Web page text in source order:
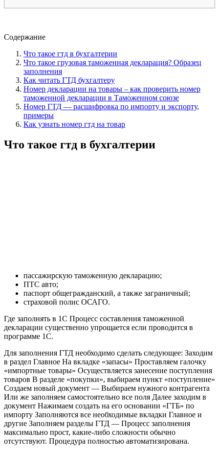
Содержание
Что такое гтд в бухгалтерии
Что такое грузовая таможенная декларация? Образец
заполнения
Как читать ГТД бухгалтеру
Номер декларации на товары – как проверить номер
таможенной декларации в Таможенном союзе
Номер ГТД — расшифровка по импорту и экспорту,
примеры
Как узнать номер гтд на товар
Что такое гтд в бухгалтерии
пассажирскую таможенную декларацию;
ПТС авто;
паспорт общегражданский, а также заграничный;
страховой полис ОСАГО.
Где заполнять в 1С Процесс составления таможенной
декларации существенно упрощается если проводится в
программе 1С.
Для заполнения ГТД необходимо сделать следующее: Заходим
в раздел Главное На вкладке «запасы» Проставляем галочку
«импортные товары» Осуществляется занесение поступления
товаров В разделе «покупки», выбираем пункт «поступление»
Создаем новый документ — Выбираем нужного контрагента
Или же заполняем самостоятельно все поля Далее заходим в
документ Нажимаем создать на его основании «ГТБ» по
импорту Заполняются все необходимые вкладки Главное и
другие Заполняем разделы ГТД — Процесс заполнения
максимально прост, какие-либо сложности обычно
отсутствуют. Процедура полностью автоматизирована.